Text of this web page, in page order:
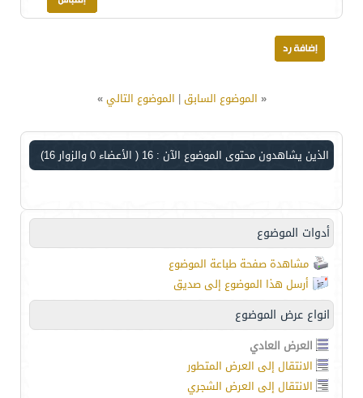
« الموضوع السابق| الموضوع التالي»
الذين يشاهدون محتوى الموضوع الآن : 16 ( الأعضاء 0 والزوار 16)
أدوات الموضوع
مشاهدة صفحة طباعة الموضوع
أرسل هذا الموضوع إلى صديق
انواع عرض الموضوع
العرض العادي
الانتقال إلى العرض المتطور
الانتقال إلى العرض الشجري